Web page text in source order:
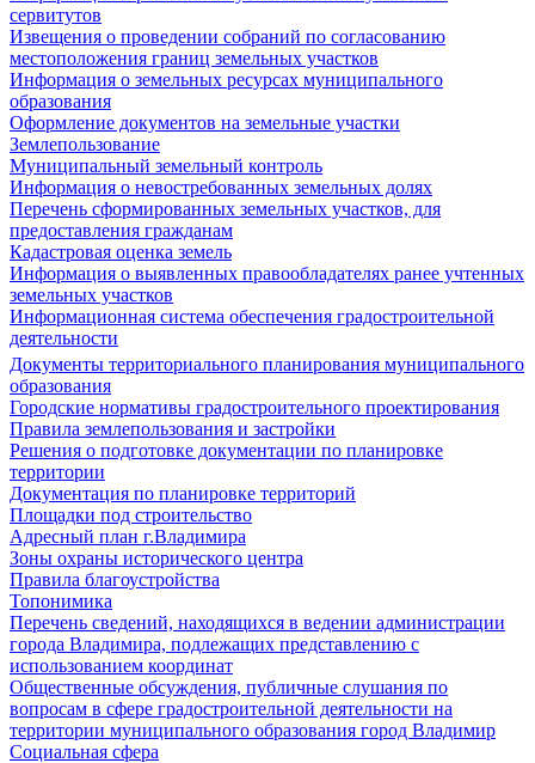
сервитутов
Извещения о проведении собраний по согласованию
местоположения границ земельных участков
Информация о земельных ресурсах муниципального
образования
Оформление документов на земельные участки
Землепользование
Муниципальный земельный контроль
Информация о невостребованных земельных долях
Перечень сформированных земельных участков, для
предоставления гражданам
Кадастровая оценка земель
Информация о выявленных правообладателях ранее учтенных
земельных участков
Информационная система обеспечения градостроительной
деятельности
Документы территориального планирования муниципального
образования
Городские нормативы градостроительного проектирования
Правила землепользования и застройки
Решения о подготовке документации по планировке
территории
Документация по планировке территорий
Площадки под строительство
Адресный план г.Владимира
Зоны охраны исторического центра
Правила благоустройства
Топонимика
Перечень сведений, находящихся в ведении администрации
города Владимира, подлежащих представлению с
использованием координат
Общественные обсуждения, публичные слушания по
вопросам в сфере градостроительной деятельности на
территории муниципального образования город Владимир
Социальная сфера